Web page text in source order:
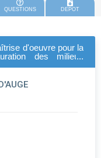
QUESTIONS DEPOT
d'oeuvre pour la
des milieux